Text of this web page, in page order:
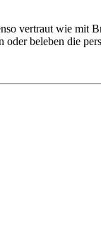
vertraut wie mit
oder beleben die